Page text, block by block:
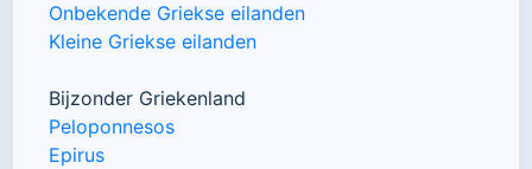
Onbekende Griekse eilanden
Kleine Griekse eilanden
Bijzonder Griekenland
Peloponnesos
Epirus